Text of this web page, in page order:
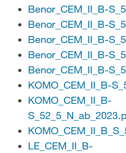
Benor_CEM_II_B-
Benor_CEM_II_B-
Benor_CEM_II_B-
Benor_CEM_II_B-
Benor_CEM_II_B-
KOMO_CEM_II_B-
KOMO_CEM_II_B-
LE_CEM_II_B-